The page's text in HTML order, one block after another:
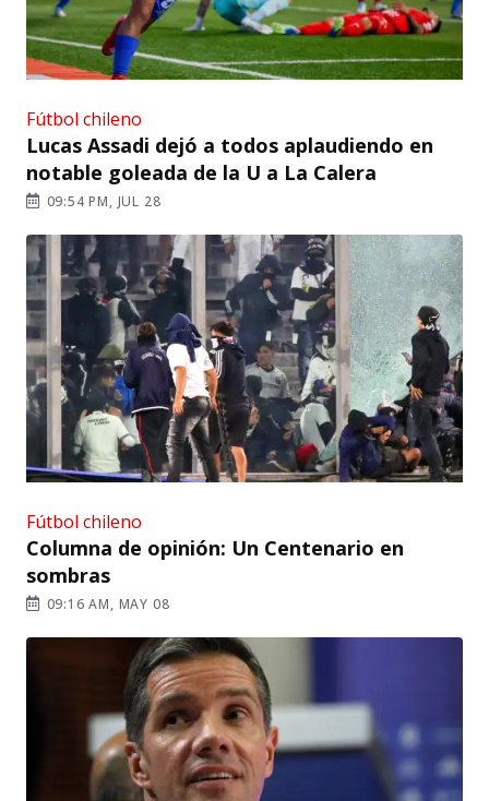
Fútbol chileno
Lucas Assadi dejó a todos aplaudiendo en
notable goleada de la U a La Calera
09:54 PM, JUL 28
Fútbol chileno
Columna de opinión: Un Centenario en
sombras
09:16 AM, MAY 08